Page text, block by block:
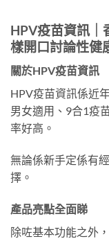
HPV疫苗資訊｜
樣開口討論性健
關於HPV疫苗資訊
HPV疫苗資訊係近
男女適用、9合1疫
率好高。
無論係新手定係有
擇。
產品亮點全面睇
除咗基本功能之外